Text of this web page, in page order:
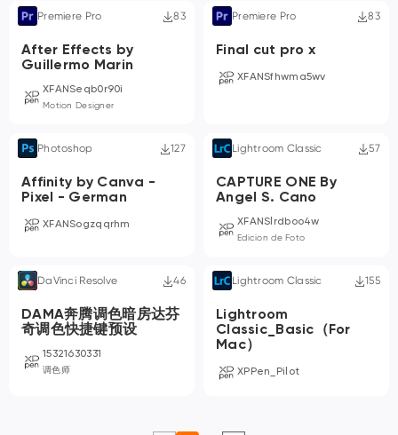
Premiere Pro 83
After Effects by
Guillermo Marin
XFANSeqb0r90i
Motion Designer
Premiere Pro 83
Final cut pro x
XFANSfhwma5wv
Photoshop 127
Affinity by Canva -
Pixel - German
XFANSogzqqrhm
Lightroom Classic 57
CAPTURE ONE By
Angel S. Cano
XFANSlrdboo4w
Edicion de Foto
DaVinci Resolve 46
DAMA奔腾调色暗房达芬
奇调色快捷键预设
15321630331
调色师
Lightroom Classic 155
Lightroom
Classic_Basic（For
Mac）
XPPen_Pilot